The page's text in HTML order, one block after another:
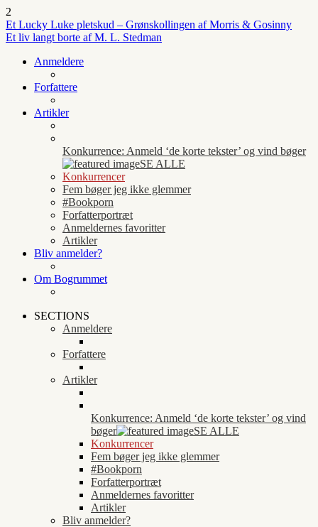
2
Et Lucky Luke pletskud – Grønskollingen af Morris & Gosinny
Et liv langt borte af M. L. Stedman
Anmeldere
Forfattere
Artikler
Konkurrence: Anmeld ‘de korte tekster’ og vind bøger
SE ALLE
Konkurrencer
Fem bøger jeg ikke glemmer
#Bookporn
Forfatterportræt
Anmeldernes favoritter
Artikler
Bliv anmelder?
Om Bogrummet
SECTIONS
Anmeldere
Forfattere
Artikler
Konkurrence: Anmeld ‘de korte tekster’ og vind
bøger
SE ALLE
Konkurrencer
Fem bøger jeg ikke glemmer
#Bookporn
Forfatterportræt
Anmeldernes favoritter
Artikler
Bliv anmelder?